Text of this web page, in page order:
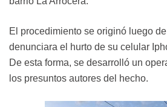
El procedimiento se originó luego
denunciara el hurto de su celular
De esta forma, se desarrolló un
los presuntos autores del hecho.